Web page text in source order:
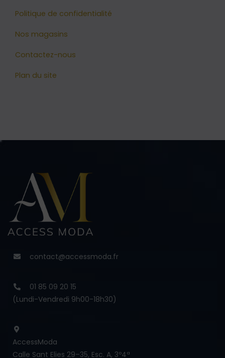
Politique de confidentialité
Nos magasins
Contactez-nous
Plan du site
contact@accessmoda.fr
01 85 09 20 15
(Lundi-Vendredi 9h00-18h30)
AccessModa
Calle Sant Elies 29–35, Esc. A, 3º4ª